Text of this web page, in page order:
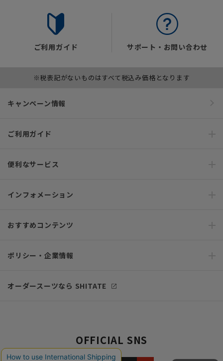
ご利用ガイド サポート・お問い合わせ
※税表記がないものはすべて税込み価格となります
キャンペーン情報
ご利用ガイド
便利なサービス
インフォメーション
おすすめコンテンツ
ポリシー・企業情報
オーダースーツなら SHITATE
OFFICIAL SNS